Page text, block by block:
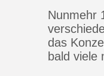
Nunmehr
das
bald viele